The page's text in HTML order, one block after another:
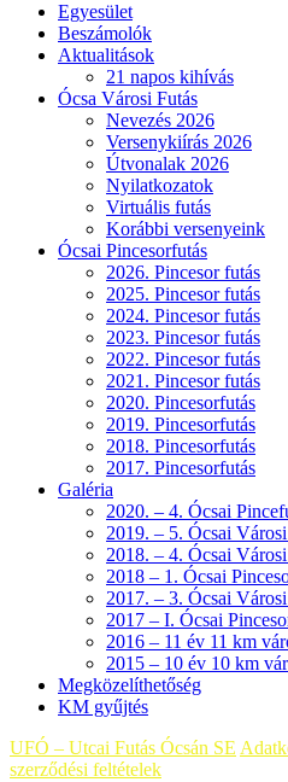
Egyesület
Beszámolók
Aktualitások
21 napos kihívás
Ócsa Városi Futás
Nevezés 2026
Versenykiírás 2026
Útvonalak 2026
Nyilatkozatok
Virtuális futás
Korábbi versenyeink
Ócsai Pincesorfutás
2026. Pincesor futás
2025. Pincesor futás
2024. Pincesor futás
2023. Pincesor futás
2022. Pincesor futás
2021. Pincesor futás
2020. Pincesorfutás
2019. Pincesorfutás
2018. Pincesorfutás
2017. Pincesorfutás
Galéria
2020. – 4. Ócsai
2019. – 5. Ócsai
2018. – 4. Ócsai
2018 – 1. Ócsai
2017. – 3. Ócsai
2017 – I. Ócsai
2016 – 11 év 11 km
2015 – 10 év 10 km
Megközelíthetőség
KM gyűjtés
UFÓ – Utcai Futás Ócsán SE
szerződési feltételek